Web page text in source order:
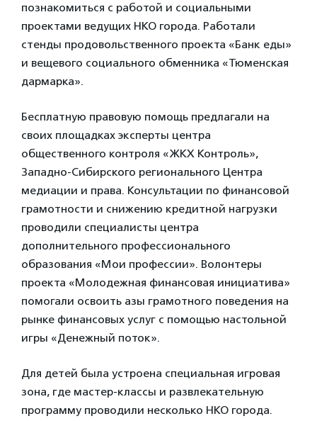
познакомиться с работой и социальными
проектами ведущих НКО города. Работали
стенды продовольственного проекта «Банк еды»
и вещевого социального обменника «Тюменская
дармарка».
Бесплатную правовую помощь предлагали на
своих площадках эксперты центра
общественного контроля «ЖКХ Контроль»,
Западно-Сибирского регионального Центра
медиации и права. Консультации по финансовой
грамотности и снижению кредитной нагрузки
проводили специалисты центра
дополнительного профессионального
образования «Мои профессии». Волонтеры
проекта «Молодежная финансовая инициатива»
помогали освоить азы грамотного поведения на
рынке финансовых услуг с помощью настольной
игры «Денежный поток».
Для детей была устроена специальная игровая
зона, где мастер-классы и развлекательную
программу проводили несколько НКО города.